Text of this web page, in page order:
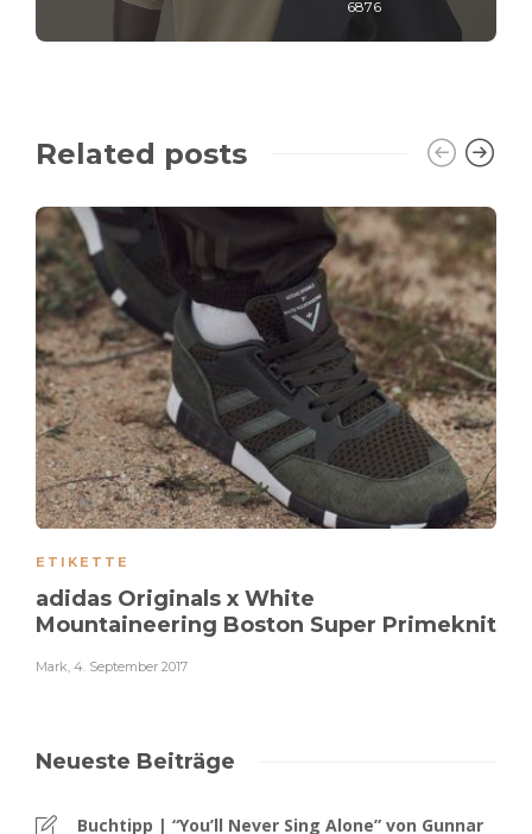
6876
Related posts
ETIKETTE
adidas Originals x White
Mountaineering Boston Super Primeknit
Mark, 4. September 2017
Neueste Beiträge
Buchtipp | “You’ll Never Sing Alone” von Gunnar